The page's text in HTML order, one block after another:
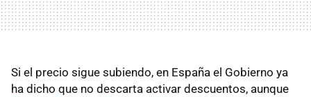
Si el precio sigue subiendo, en España el Gobierno ya
ha dicho que no descarta activar descuentos, aunque